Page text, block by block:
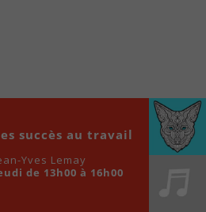
accessibles en un clic!
00:00
succès au travail
Yves Lemay
de 13h00 à 16h00